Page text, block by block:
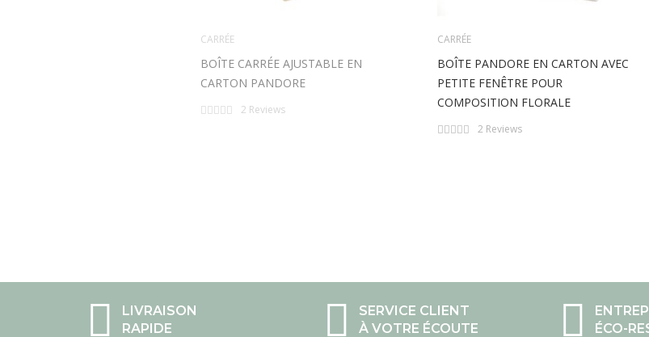
CARRÉE
BOÎTE CARRÉE AJUSTABLE EN
CARTON PANDORE
Rating:
2 Reviews
CARRÉE
BOÎTE PANDORE EN CARTON AVEC
PETITE FENÊTRE POUR
COMPOSITION FLORALE
Rating:
2 Reviews
LIVRAISON
RAPIDE
SERVICE CLIENT
À VOTRE ÉCOUTE
ÉCO-